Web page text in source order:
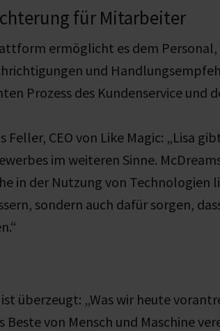
für Mitarbeiter
ermöglicht es dem
und
Prozess des Kundenservice und
Feller, CEO von Like Magic: „Lisa
im weiteren Sinne.
in der Nutzung von Technologien
sondern auch dafür sorgen,
überzeugt: „Was wir heute
Beste von Mensch und Maschine